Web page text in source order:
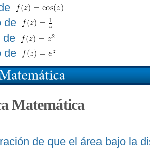
de
de
de
Matemática
de que el área bajo la